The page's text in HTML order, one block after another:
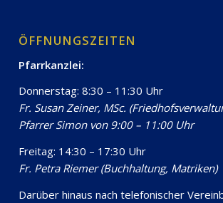
ÖFFNUNGSZEITEN
Pfarrkanzlei:
Donnerstag: 8:30 – 11:30 Uhr
Fr. Susan Zeiner, MSc.
Pfarrer Simon von 9:00 – 11:00 Uhr
Freitag: 14:30 – 17:30 Uhr
Fr. Petra Riemer (Buchhaltung, Matriken)
Darüber hinaus nach telefonischer